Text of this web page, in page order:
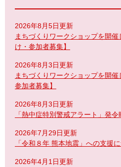
2026年8月5日更新
まちづくりワークショップを開
け・参加者募集】
2026年8月3日更新
まちづくりワークショップを開催
参加者募集】
2026年8月3日更新
「熱中症特別警戒アラート」発
2026年7月29日更新
「令和８年 熊本地震」への支援
2026年4月1日更新